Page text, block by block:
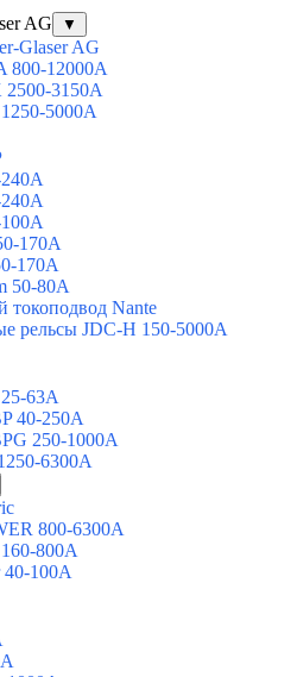
AG
▼
Glaser AG
800-12000А
3150А
5000А
170A
170А
50-80A
токоподвод Nante
рельсы JDC-H 150-5000A
63A
40-250A
250-1000A
6300A
800-6300А
800А
40-100А